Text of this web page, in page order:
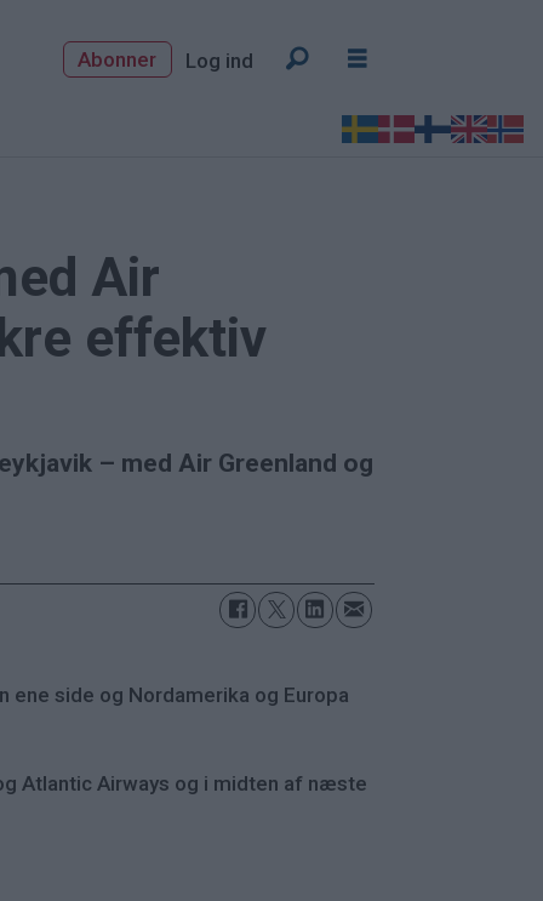
Abonner Log ind
Air
effektiv
– med Air Greenland og
side og Nordamerika og Europa
Atlantic Airways og i midten af næste